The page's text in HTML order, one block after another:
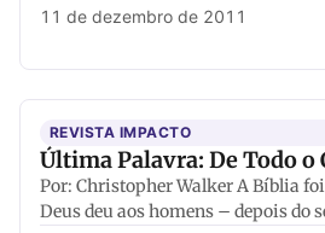
11 de dezembro de 2011
REVISTA IMPACTO
Última Palavra: De Todo o
Por: Christopher Walker A Bíblia
Deus deu aos homens – depois do